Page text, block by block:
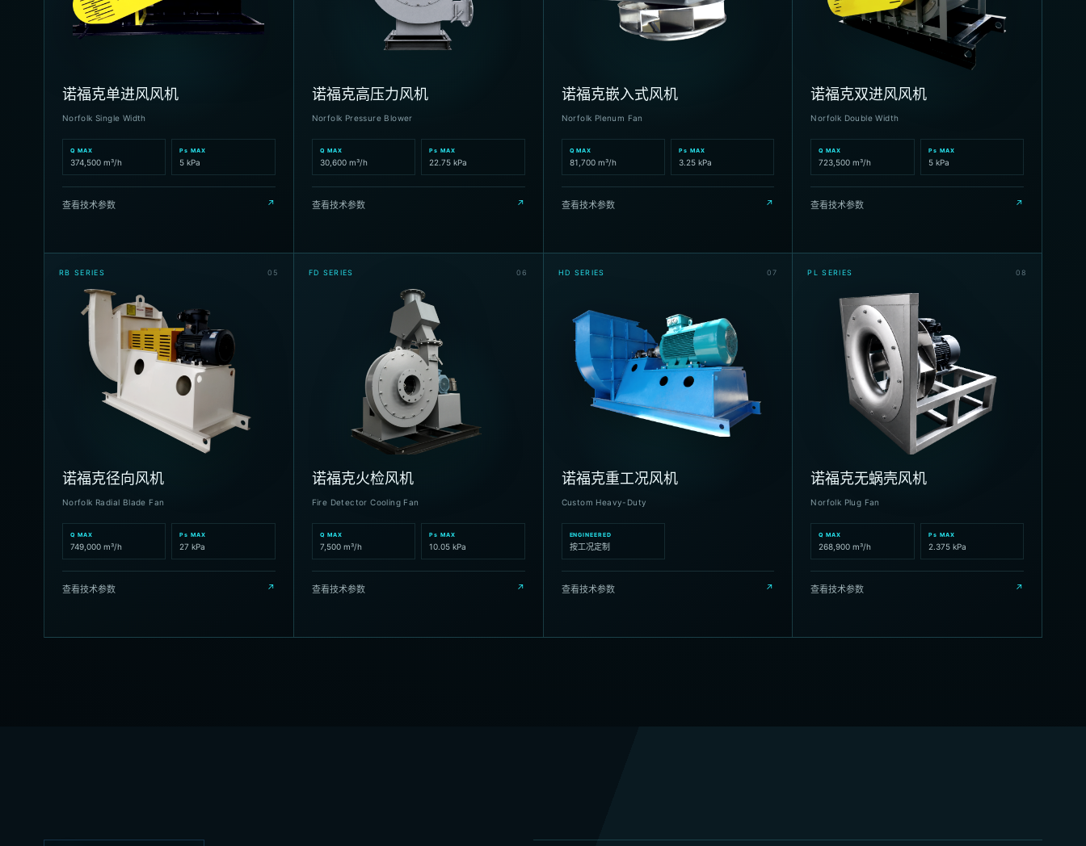
诺福克单进风风机
Norfolk Single Width
Q MAX
374,500 m³/h
Ps MAX
5 kPa
查看技术参数 ↗
诺福克高压力风机
Norfolk Pressure Blower
Q MAX
30,600 m³/h
Ps MAX
22.75 kPa
查看技术参数 ↗
诺福克嵌入式风机
Norfolk Plenum Fan
Q MAX
81,700 m³/h
Ps MAX
3.25 kPa
查看技术参数 ↗
诺福克双进风风机
Norfolk Double Width
Q MAX
723,500 m³/h
Ps MAX
5 kPa
查看技术参数 ↗
RB SERIES 0 5
诺福克径向风机
Norfolk Radial Blade Fan
Q MAX
749,000 m³/h
Ps MAX
27 kPa
查看技术参数 ↗
FD SERIES 06
诺福克火检风机
Fire Detector Cooling Fan
Q MAX
7,500 m³/h
Ps MAX
10.05 kPa
查看技术参数 ↗
HD SERIES 07
诺福克重工况风机
Custom Heavy-Duty
ENGINEERED
按工况定制
查看技术参数 ↗
PL SERIES 08
诺福克无蜗壳风机
Norfolk Plug Fan
Q MAX
268,900 m³/h
Ps MAX
2.375 kPa
查看技术参数 ↗